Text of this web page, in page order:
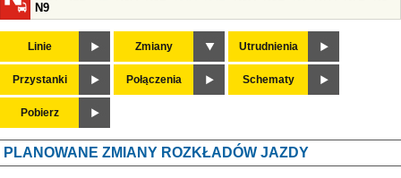
N9
Linie Zmiany Utrudnienia
Przystanki Połączenia Schematy
Pobierz
PLANOWANE ZMIANY ROZKŁADÓW JAZDY